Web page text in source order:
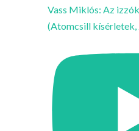
Vass Miklós: Az
(Atomcsill kísérletek,